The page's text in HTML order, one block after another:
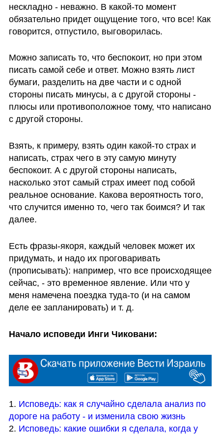
нескладно - неважно. В какой-то момент
обязательно придет ощущение того, что все! Как
говорится, отпустило, выговорилась.
Можно записать то, что беспокоит, но при этом
писать самой себе и ответ. Можно взять лист
бумаги, разделить на две части и с одной
стороны писать минусы, а с другой стороны -
плюсы или противоположное тому, что написано
с другой стороны.
Взять, к примеру, взять один какой-то страх и
написать, страх чего в эту самую минуту
беспокоит. А с другой стороны написать,
насколько этот самый страх имеет под собой
реальное основание. Какова вероятность того,
что случится именно то, чего так боимся? И так
далее.
Есть фразы-якоря, каждый человек может их
придумать, и надо их проговаривать
(прописывать): например, что все происходящее
сейчас, - это временное явление. Или что у
меня намечена поездка туда-то (и на самом
деле ее запланировать) и т. д.
Начало исповеди Инги Чиковани:
1. Исповедь: как я случайно сделала анализ по
дороге на работу - и изменила свою жизнь
2. Исповедь: какие ошибки я сделала, когда у